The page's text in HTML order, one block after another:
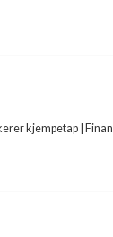
kjempetap |